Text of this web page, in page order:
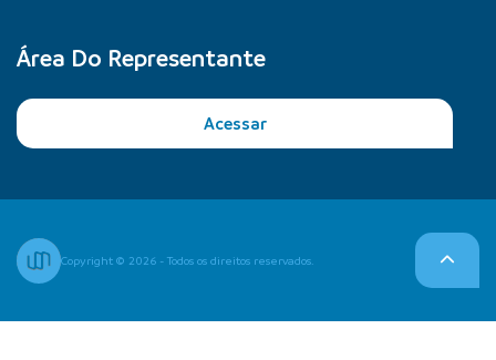
Área Do Representante
Acessar
Copyright © 2026 - Todos os direitos reservados.